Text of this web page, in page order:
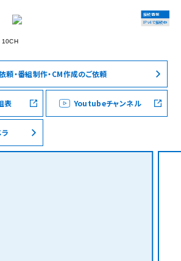
集合住宅オーナーの方
料金シミュレーション
接続情報
IPv4で接続中
10CH
頼・番組制作・CM作成のご依頼
表 Youtubeチャンネル